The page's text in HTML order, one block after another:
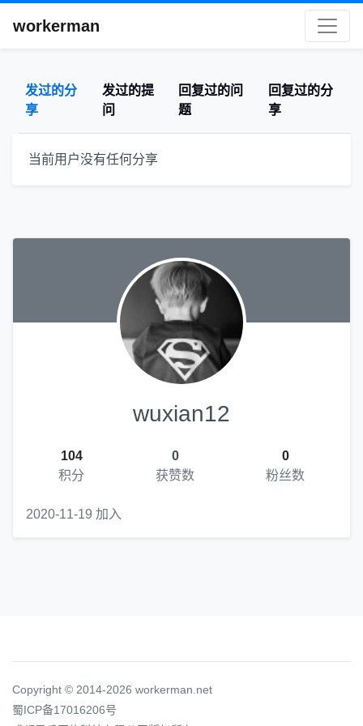
workerman
发过的分
享
发过的提
问
回复过的问
题
回复过的分
享
当前用户没有任何分享
wuxian12
104
积分
0
获赞数
0
粉丝数
2020-11-19 加入
Copyright © 2014-2026 workerman.net
蜀ICP备17016206号